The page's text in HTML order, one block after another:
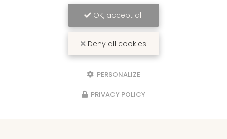
OK, accept all
Deny all cookies
PERSONALIZE
PRIVACY POLICY